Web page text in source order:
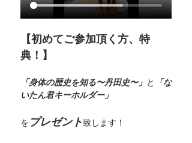
【初めてご参加頂く方、特
典！】
「身体の歴史を知る〜丹田史〜」 と
「な
いたん君キーホルダー」
を プレゼント致します！